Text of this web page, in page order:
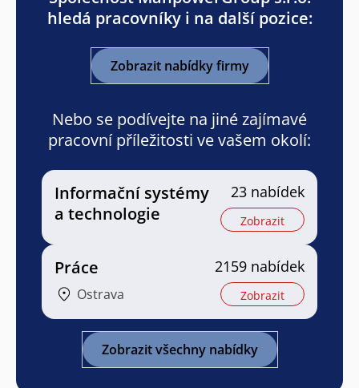
hledá pracovníky i na další pozice:
Zobrazit nabídky firmy
Nebo se podívejte na jiné zajímavé
pracovní příležitosti ve vašem okolí:
Informační systémy
a technologie
23 nabídek
Zobrazit
Práce
Ostrava
2159 nabídek
Zobrazit
Zobrazit všechny nabídky